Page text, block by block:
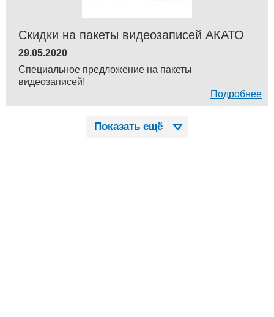
Скидки на пакеты видеозаписей АКАТО
29.05.2020
Специальное предложение на пакеты
видеозаписей!
Подробнее
Показать ещё